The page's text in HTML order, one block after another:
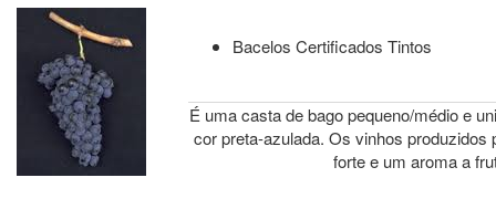
Bacelos Certificados Tintos
É uma casta de bago pequeno/médio e
cor preta-azulada. Os vinhos
forte e um aroma a